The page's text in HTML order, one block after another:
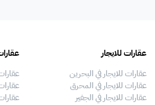
عقارات للايجار
عقارات للايجار في البحرين
عقارات للايجار في المحرق
عقارات للايجار في الجفير